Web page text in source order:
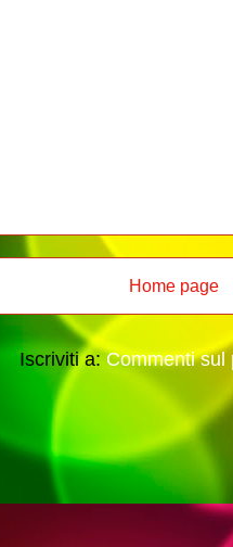
Home page
Iscriviti a:Commenti sul